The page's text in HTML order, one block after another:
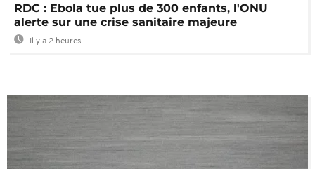
RDC : Ebola tue plus de 300 enfants, l'ONU
alerte sur une crise sanitaire majeure
Il y a 2 heures